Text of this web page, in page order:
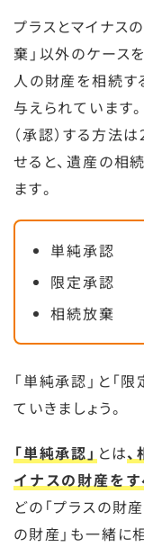
プラスとマイナス
棄」以外のケース
人の財産を相続す
与えられています
（承認）する方法
せると、遺産の相
ます。
単純承認
限定承認
相続放棄
「単純承認」と「
ていきましょう。
「単純承認」 とは
イナスの財産を
どの「プラスの財
の財産」も一緒に